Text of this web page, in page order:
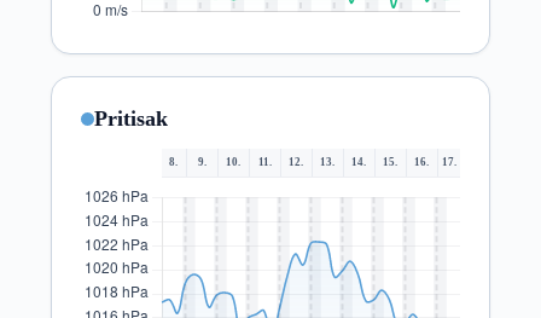
Pritisak
8. 9. 10. 11. 12. 13. 14. 15. 16. 17.